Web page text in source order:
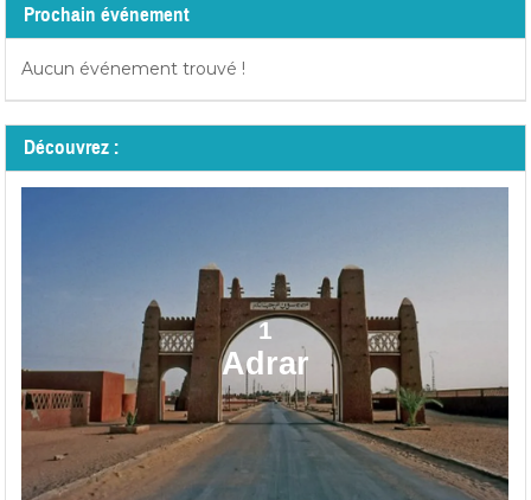
Prochain événement
Aucun événement trouvé !
Découvrez :
1
Adrar